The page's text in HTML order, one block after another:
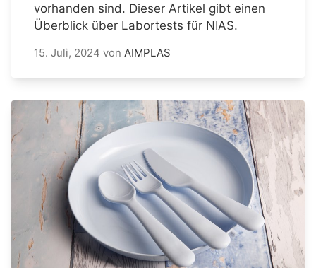
vorhanden sind. Dieser Artikel gibt einen
Überblick über Labortests für NIAS.
15. Juli, 2024 von AIMPLAS